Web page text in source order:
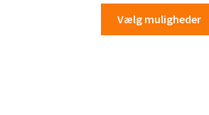
Vælg muligheder